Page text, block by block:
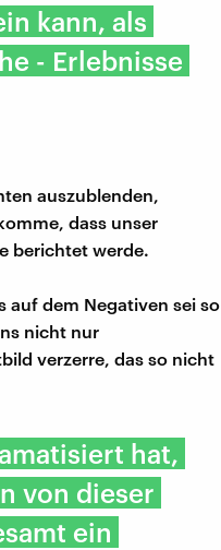
kann, als
- Erlebnisse
auszublenden,
dass unser
berichtet werde.
auf dem Negativen sei so
nicht nur
verzerre, das so nicht
hat,
von dieser
ein